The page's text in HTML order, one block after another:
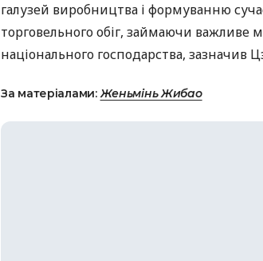
галузей виробництва і формуванню
торговельного обіг, займаючи важливе
національного господарства, зазначив
За матеріалами:Женьмінь Жибао